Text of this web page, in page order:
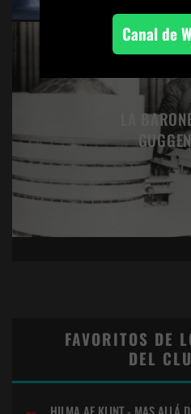
LA
FAVORITOS DE
DEL
Canal de